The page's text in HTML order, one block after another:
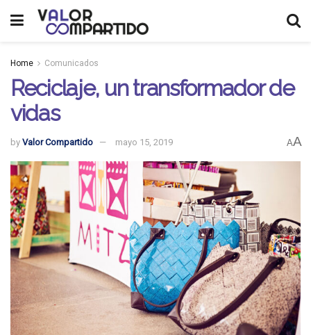
Home Comunicados
Reciclaje, un transformador de
vidas
by Valor Compartido mayo 15, 2019 AA